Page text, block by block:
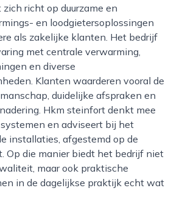
richt op duurzame en
en loodgietersoplossingen
als zakelijke klanten. Het bedrijf
met centrale verwarming,
en diverse
Klanten waarderen vooral de
duidelijke afspraken en
Hkm steinfort denkt mee
en adviseert bij het
installaties, afgestemd op de
Op die manier biedt het bedrijf niet
maar ook praktische
in de dagelijkse praktijk echt wat